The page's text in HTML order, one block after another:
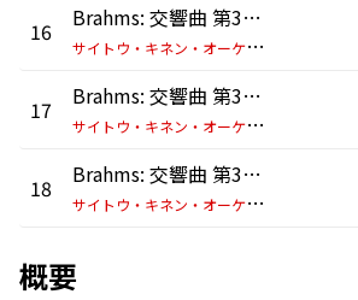
16
Brahms: 交響曲 第3番 ヘ長調 作品90: 第2楽章: Andante
サ
イトウ・キネン・オーケストラ/小澤征爾
17
Brahms: 交響曲 第3番 ヘ長調 作品90: 第3楽章: Poco allegretto
サ
イトウ・キネン・オーケストラ/小澤征爾
18
Brahms: 交響曲 第3番 ヘ長調 作品90: 第4楽章: Allegro
サ
イトウ・キネン・オーケストラ/小澤征爾
概要